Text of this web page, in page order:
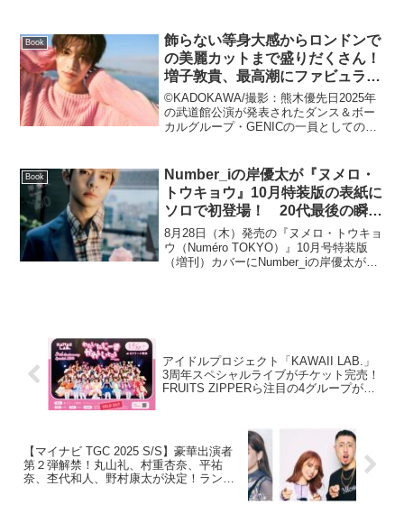
ドルグループ、そして高校を卒業し、
iLiFE!への加...
Book
飾らない等身大感からロンドンで
の美麗カットまで盛りだくさん！
増子敦貴、最高潮にファビュラス
な最新写真集発売決定！
©KADOKAWA/撮影：熊木優先日2025年
の武道館公演が発表されたダンス＆ボー
カルグループ・GENICの一員としてのみ
作品で俳優としても大きく飛躍した、増
子敦...
Book
Number_iの岸優太が『ヌメロ・
トウキョウ』10月特装版の表紙に
ソロで初登場！ 20代最後の瞬間
を切り撮った写真と、29歳の等身
大の心で語ったロングインタビュ
ーで構成される14ページの大特集
8月28日（木）発売の『ヌメロ・トウキョ
ウ（Numéro TOKYO）』10月号特装版
（増刊）カバーにNumber_iの岸優太がソ
アイドルプロジェクト「KAWAII LAB.」
3周年スペシャルライブがチケット完売！
FRUITS ZIPPERら注目の4グループがK
【マイナビ TGC 2025 S/S】豪華出演者
第２弾解禁！丸山礼、村重杏奈、平祐
奈、杢代和人、野村康太が決定！ランウ